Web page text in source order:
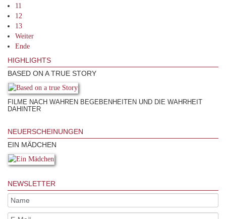
11
12
13
Weiter
Ende
HIGHLIGHTS
BASED ON A TRUE STORY
FILME NACH WAHREN BEGEBENHEITEN UND DIE WAHRHEIT
DAHINTER
NEUERSCHEINUNGEN
EIN MÄDCHEN
NEWSLETTER